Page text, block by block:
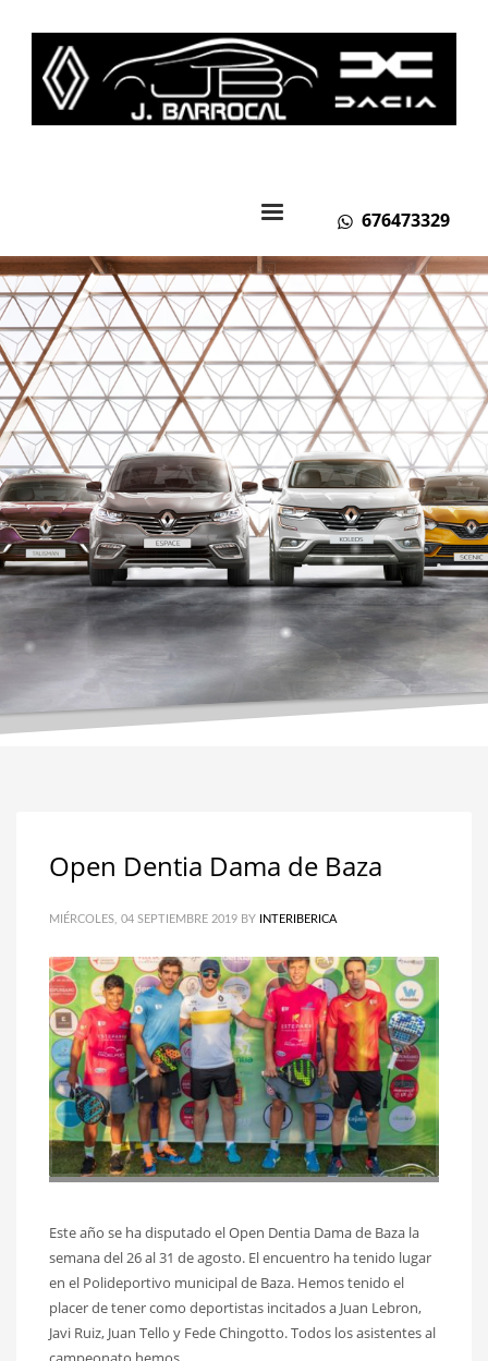
676473329
Open Dentia Dama de Baza
MIÉRCOLES, 04 SEPTIEMBRE 2019 BY INTERIBERICA
Este año se ha disputado el Open Dentia Dama de Baza la
semana del 26 al 31 de agosto. El encuentro ha tenido lugar
en el Polideportivo municipal de Baza. Hemos tenido el
placer de tener como deportistas incitados a Juan Lebron,
Javi Ruiz, Juan Tello y Fede Chingotto. Todos los asistentes al